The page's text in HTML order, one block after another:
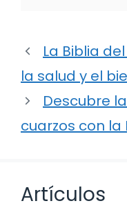
La Biblia
la salud y el
Descubre
cuarzos con la
Artículos